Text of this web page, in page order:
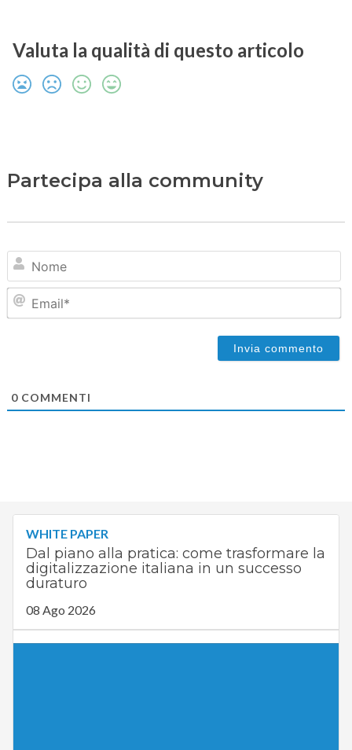
Valuta la qualità di questo articolo
Partecipa alla community
0COMMENTI
WHITE PAPER
Dal piano alla pratica: come trasformare la
digitalizzazione italiana in un successo
duraturo
08 Ago 2026